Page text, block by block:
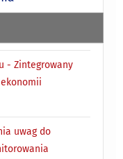
- Zintegrowany
uwag do